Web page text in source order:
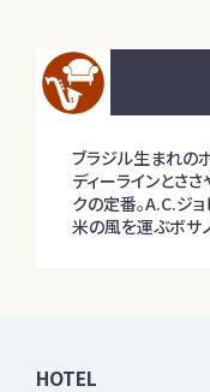
ブラジル生まれの
ディーラインとさ
クの定番。A.C.ジ
米の風を運ぶボサ
HOTEL